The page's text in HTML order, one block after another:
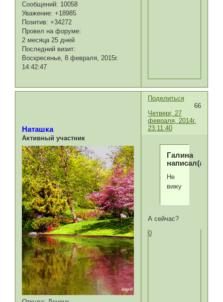
Сообщений: 10058
Уважение: +18985
Позитив: +34272
Провел на форуме:
2 месяца 25 дней
Последний визит:
Воскресенье, 8 февраля, 2015г.
14:42:47
Поделиться
66
Четверг, 27
февраля, 2014г.
23:11:40
Наташка
Активный участник
Галина
написал(а):
Не
вижу
А сейчас?
0